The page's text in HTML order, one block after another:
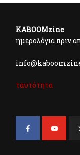
KABOOMzine
ημερολόγια πριν
ταυτότητα